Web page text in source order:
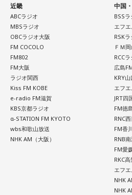
応あり）
■スペシャルゲスト解説：髙津臣吾
■実況：師岡正雄アナウンサー
■番組X：@showup1242
■ハッシュタグ：#ショウアップナ
■メールアドレス：89@1242.com
■番組ホームページ：
https://
近畿
ABCラジオ
MBSラジオ
OBCラジオ大阪
FM COCOLO
FM802
FM大阪
ラジオ関西
Kiss FM KOBE
e-radio FM滋賀
KBS京都ラジオ
α-STATION FM KYOTO
wbs和歌山放送
NHK AM（大阪）
中国
BSSラ
エフ
RSKラ
ＦＭ
RCC
広島
KRY
エフエ
JRT四
FM徳
RNC
FM香
RNB
FM愛
RKC
エフ
NHK
NHK